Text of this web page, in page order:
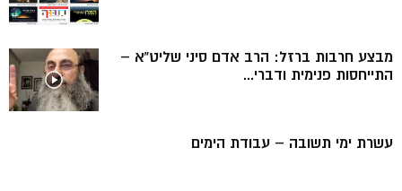
מבצע חרבות ברזל: הרב אדם סיני שליט”א –
התייחסות פנימית ודברי...
עשרת ימי תשובה – עבודת הימים